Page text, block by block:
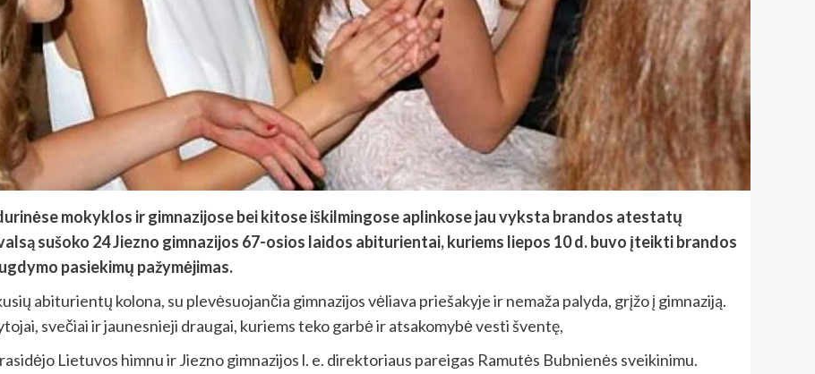
mokyklos ir gimnazijose bei kitose iškilmingose aplinkose jau vyksta brandos atestatų
sušoko 24 Jiezno gimnazijos 67-osios laidos abiturientai, kuriems liepos 10 d. buvo įteikti brandos
pasiekimų pažymėjimas.
abiturientų kolona, su plevėsuojančia gimnazijos vėliava priešakyje ir nemaža palyda, grįžo į gimnaziją.
svečiai ir jaunesnieji draugai, kuriems teko garbė ir atsakomybė vesti šventę,
Lietuvos himnu ir Jiezno gimnazijos l. e. direktoriaus pareigas Ramutės Bubnienės sveikinimu.